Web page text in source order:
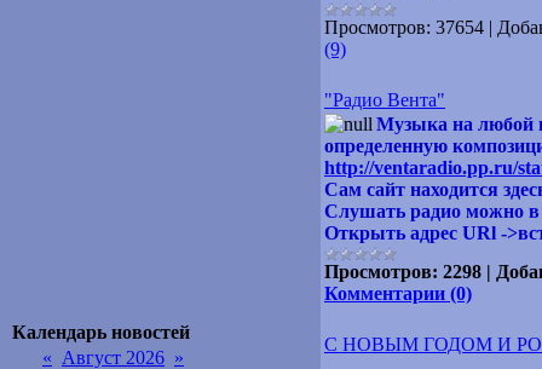
Календарь новостей
« Август 2026 »
Просмотров: 37654 |
(9)
"Радио Вента"
Музыка на любой
определенную
http://ventaradio.pp.ru/
Сам сайт находится
Слушать радио можно
Открыть адрес URl -
Просмотров: 2298 |
Комментарии (0)
С НОВЫМ ГОДОМ И